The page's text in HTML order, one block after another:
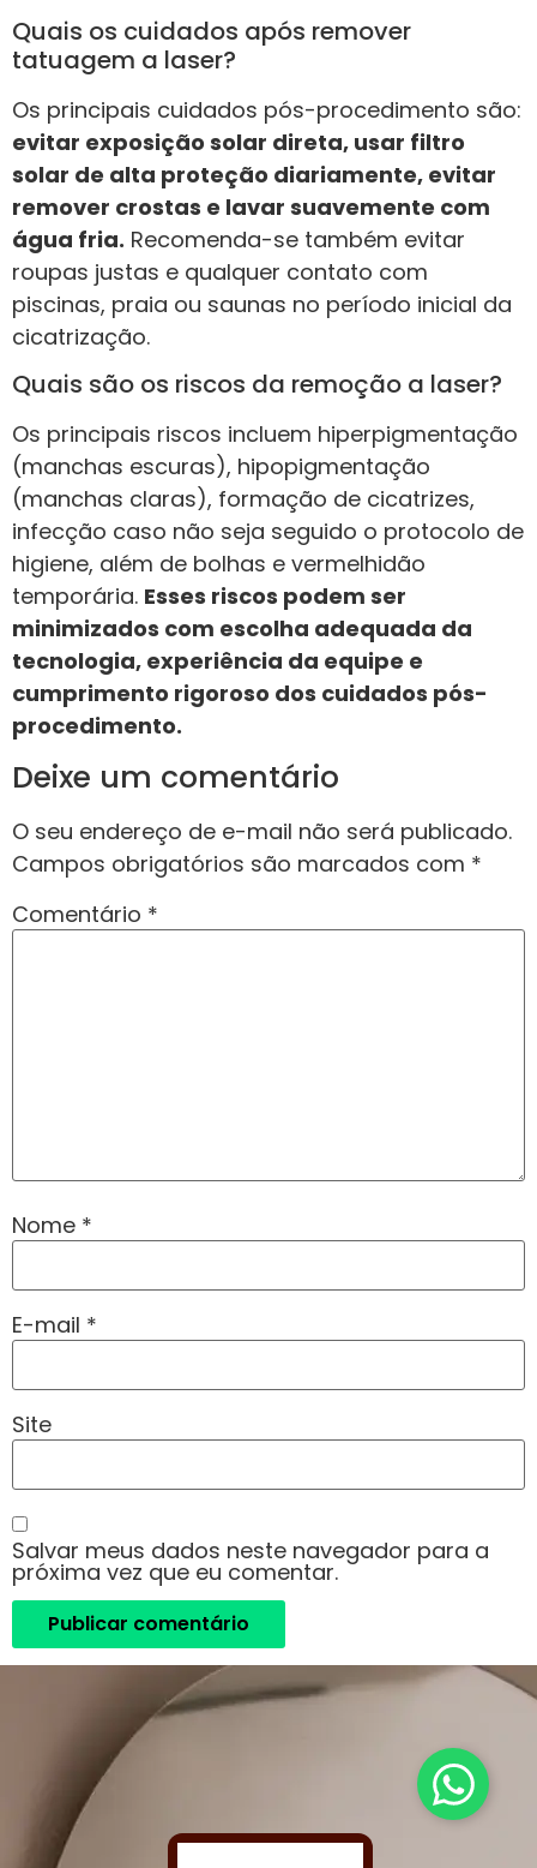
Quais os cuidados após remover
tatuagem a laser?
Os principais cuidados pós-procedimento são:
evitar exposição solar direta, usar filtro
solar de alta proteção diariamente, evitar
remover crostas e lavar suavemente com
água fria. Recomenda-se também evitar
roupas justas e qualquer contato com
piscinas, praia ou saunas no período inicial da
cicatrização.
Quais são os riscos da remoção a laser?
Os principais riscos incluem hiperpigmentação
(manchas escuras), hipopigmentação
(manchas claras), formação de cicatrizes,
infecção caso não seja seguido o protocolo de
higiene, além de bolhas e vermelhidão
temporária. Esses riscos podem ser
minimizados com escolha adequada da
tecnologia, experiência da equipe e
cumprimento rigoroso dos cuidados pós-
procedimento.
Deixe um comentário
O seu endereço de e-mail não será publicado.
Campos obrigatórios são marcados com *
Comentário *
Nome *
E-mail *
Site
Salvar meus dados neste navegador para a
próxima vez que eu comentar.